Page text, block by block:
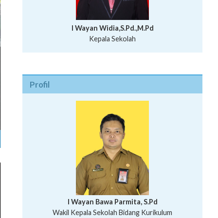
I Wayan Widia,S.Pd.,M.Pd
Kepala Sekolah
Profil
I Wayan Bawa Parmita, S.Pd
Wakil Kepala Sekolah Bidang Kurikulum
I Wayan Gede Aditya Pratita, S.Pd., M.Sn
Ni Wayan Nopi Sutantri, S.Pd.